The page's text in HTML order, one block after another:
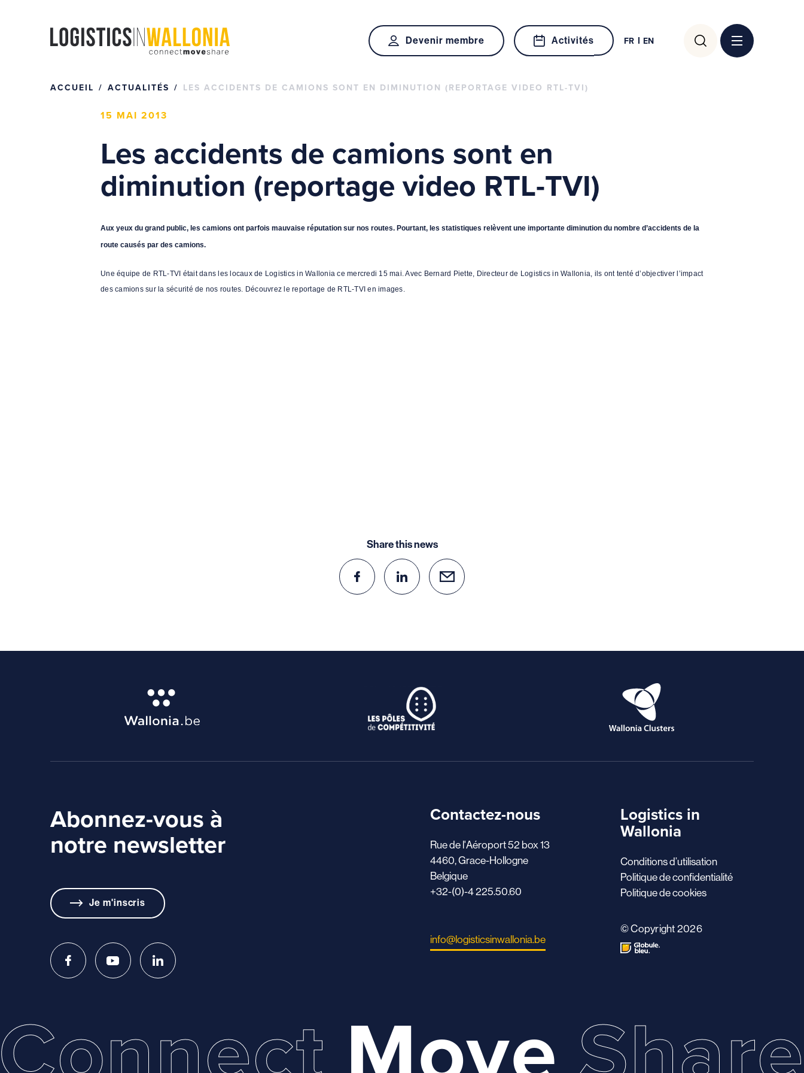
Devenir membre Activités FR EN
Rechercher :
ACCUEIL ACTUALITÉS LES ACCIDENTS DE CAMIONS SONT EN DIMINUTION (REPORTAGE VIDEO RTL-TVI)
15 MAI 2013
Les accidents de camions sont en
diminution (reportage video RTL-TVI)
Aux yeux du grand public, les camions ont parfois mauvaise réputation sur nos routes. Pourtant, les statistiques relèvent une importante diminution du nombre d’accidents de la
route causés par des camions.
Une équipe de RTL-TVI était dans les locaux de Logistics in Wallonia ce mercredi 15 mai. Avec Bernard Piette, Directeur de Logistics in Wallonia, ils ont tenté d’objectiver l’impact
des camions sur la sécurité de nos routes. Découvrez le reportage de RTL-TVI en images.
Share this news
Abonnez-vous à
notre newsletter
Je m'inscris
Contactez-nous
Rue de l'Aéroport 52 box 13
4460, Grace-Hollogne
Belgique
+32-(0)-4 225.50.60
info@logisticsinwallonia.be
Logistics in
Wallonia
Conditions d’utilisation
Politique de confidentialité
Politique de cookies
© Copyright 2026